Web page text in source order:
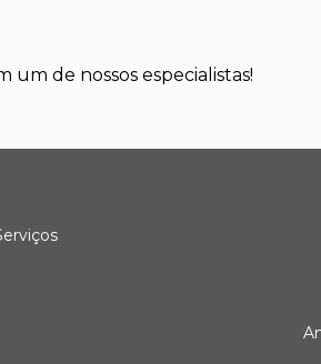
de nossos especialistas!
Serviços